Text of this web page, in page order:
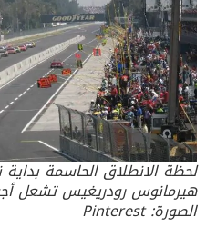
لحظة الانطلاق الحاسمة بداية
هيرمانوس رودريغيس تشعل
الصورة: Pinterest